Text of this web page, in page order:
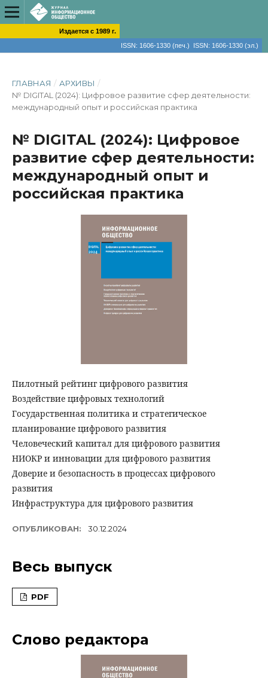
Издается с 1989 г.
ISSN: 1606-1330 (печ.) ISSN: 1606-1330 (эл.)
ГЛАВНАЯ / АРХИВЫ /
№ DIGITAL (2024): Цифровое развитие сфер деятельности:
международный опыт и российская практика
№ DIGITAL (2024): Цифровое
развитие сфер деятельности:
международный опыт и
российская практика
Пилотный рейтинг цифрового развития
Воздействие цифровых технологий
Государственная политика и стратегическое
планирование цифрового развития
Человеческий капитал для цифрового развития
НИОКР и инновации для цифрового развития
Доверие и безопасность в процессах цифрового
развития
Инфраструктура для цифрового развития
ОПУБЛИКОВАН: 30.12.2024
Весь выпуск
PDF
Слово редактора